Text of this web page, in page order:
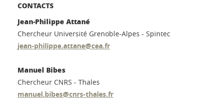
CONTACTS
Jean-Philippe Attané
Chercheur Université Grenoble-Alpes - Spintec
jean-philippe.attane@cea.fr
Manuel Bibes
Chercheur CNRS - Thales
manuel.bibes@cnrs-thales.fr